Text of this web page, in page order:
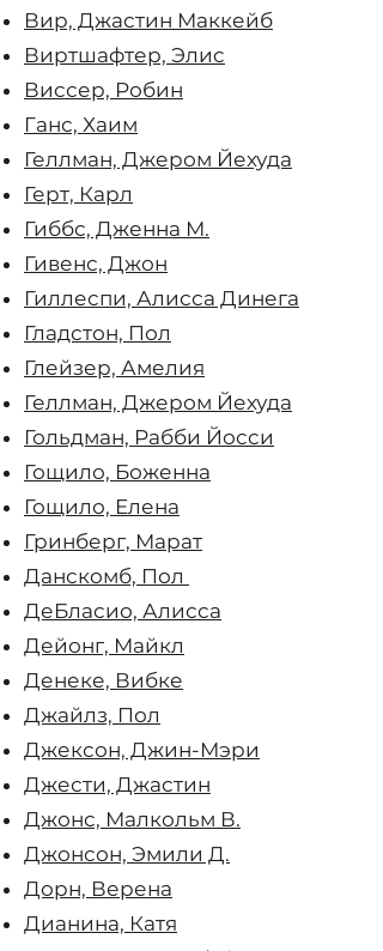
Вир, Джастин Маккейб
Виртшафтер, Элиc
Виссер, Робин
Ганс, Хаим
Геллман, Джером Йехуда
Герт, Карл
Гиббс, Дженна М.
Гивенс, Джон
Гиллеспи, Алисса Динега
Гладстон, Пол
Глейзер, Амелия
Геллман, Джером Йехуда
Гольдман, Рабби Йосси
Гощило, Боженна
Гощило, Елена
Гринберг, Марат
Данскомб, Пол ​
ДеБласио, Алисса
Дейонг, Майкл
Денеке, Вибке
Джайлз, Пол
Джексон, Джин-Мэри
Джести, Джастин
Джонс, Малкольм В.
Джонсон, Эмили Д.
Дорн, Верена
Дианина, Катя